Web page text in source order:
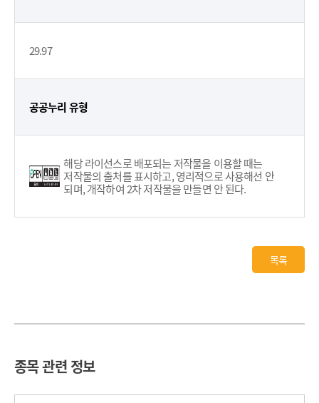
29.97
공공누리 유형
해당 라이선스로 배포되는 저작물을 이용할 때는
저작물의 출처를 표시하고, 영리적으로 사용해선 안
되며, 개작하여 2차 저작물을 만들면 안 된다.
목록
종목 관련 정보